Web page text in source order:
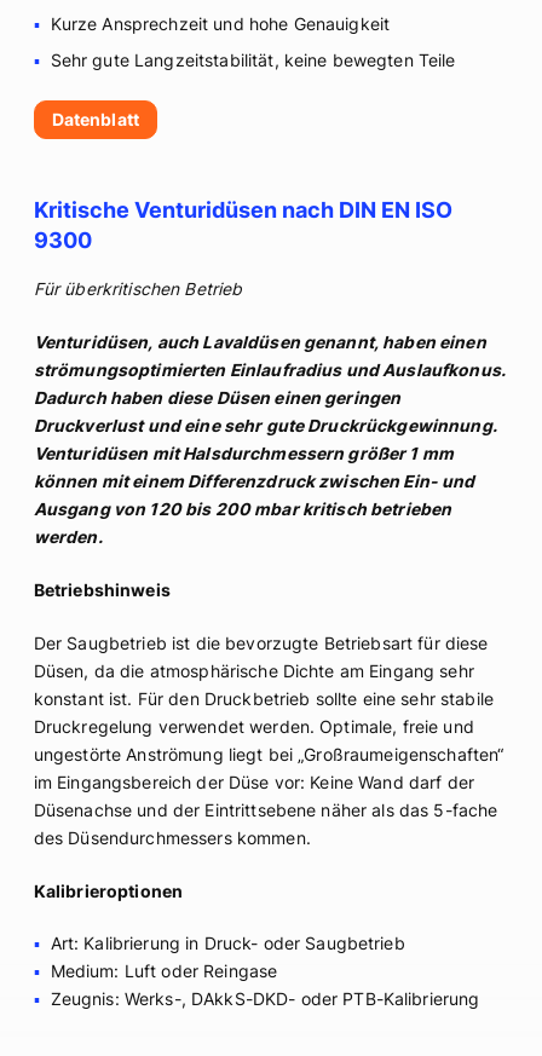
Kurze Ansprechzeit und hohe Genauigkeit
Sehr gute Langzeitstabilität, keine bewegten Teile
Datenblatt
Kritische Venturidüsen nach DIN EN ISO
9300
Für überkritischen Betrieb
Venturidüsen, auch Lavaldüsen genannt, haben einen
strömungsoptimierten Einlaufradius und Auslaufkonus.
Dadurch haben diese Düsen einen geringen
Druckverlust und eine sehr gute Druckrückgewinnung.
Venturidüsen mit Halsdurchmessern größer 1 mm
können mit einem Differenzdruck zwischen Ein- und
Ausgang von 120 bis 200 mbar kritisch betrieben
werden.
Betriebshinweis
Der Saugbetrieb ist die bevorzugte Betriebsart für diese
Düsen, da die atmosphärische Dichte am Eingang sehr
konstant ist. Für den Druckbetrieb sollte eine sehr stabile
Druckregelung verwendet werden. Optimale, freie und
ungestörte Anströmung liegt bei „Großraumeigenschaften“
im Eingangsbereich der Düse vor: Keine Wand darf der
Düsenachse und der Eintrittsebene näher als das 5-fache
des Düsendurchmessers kommen.
Kalibrieroptionen
Art: Kalibrierung in Druck- oder Saugbetrieb
Medium: Luft oder Reingase
Zeugnis: Werks-, DAkkS-DKD- oder PTB-Kalibrierung